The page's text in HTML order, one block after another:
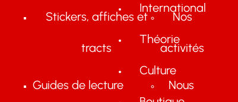
Stickers, affiches et
tracts
Guides de lecture
Nos
activités
Nous
International
Théorie
Culture